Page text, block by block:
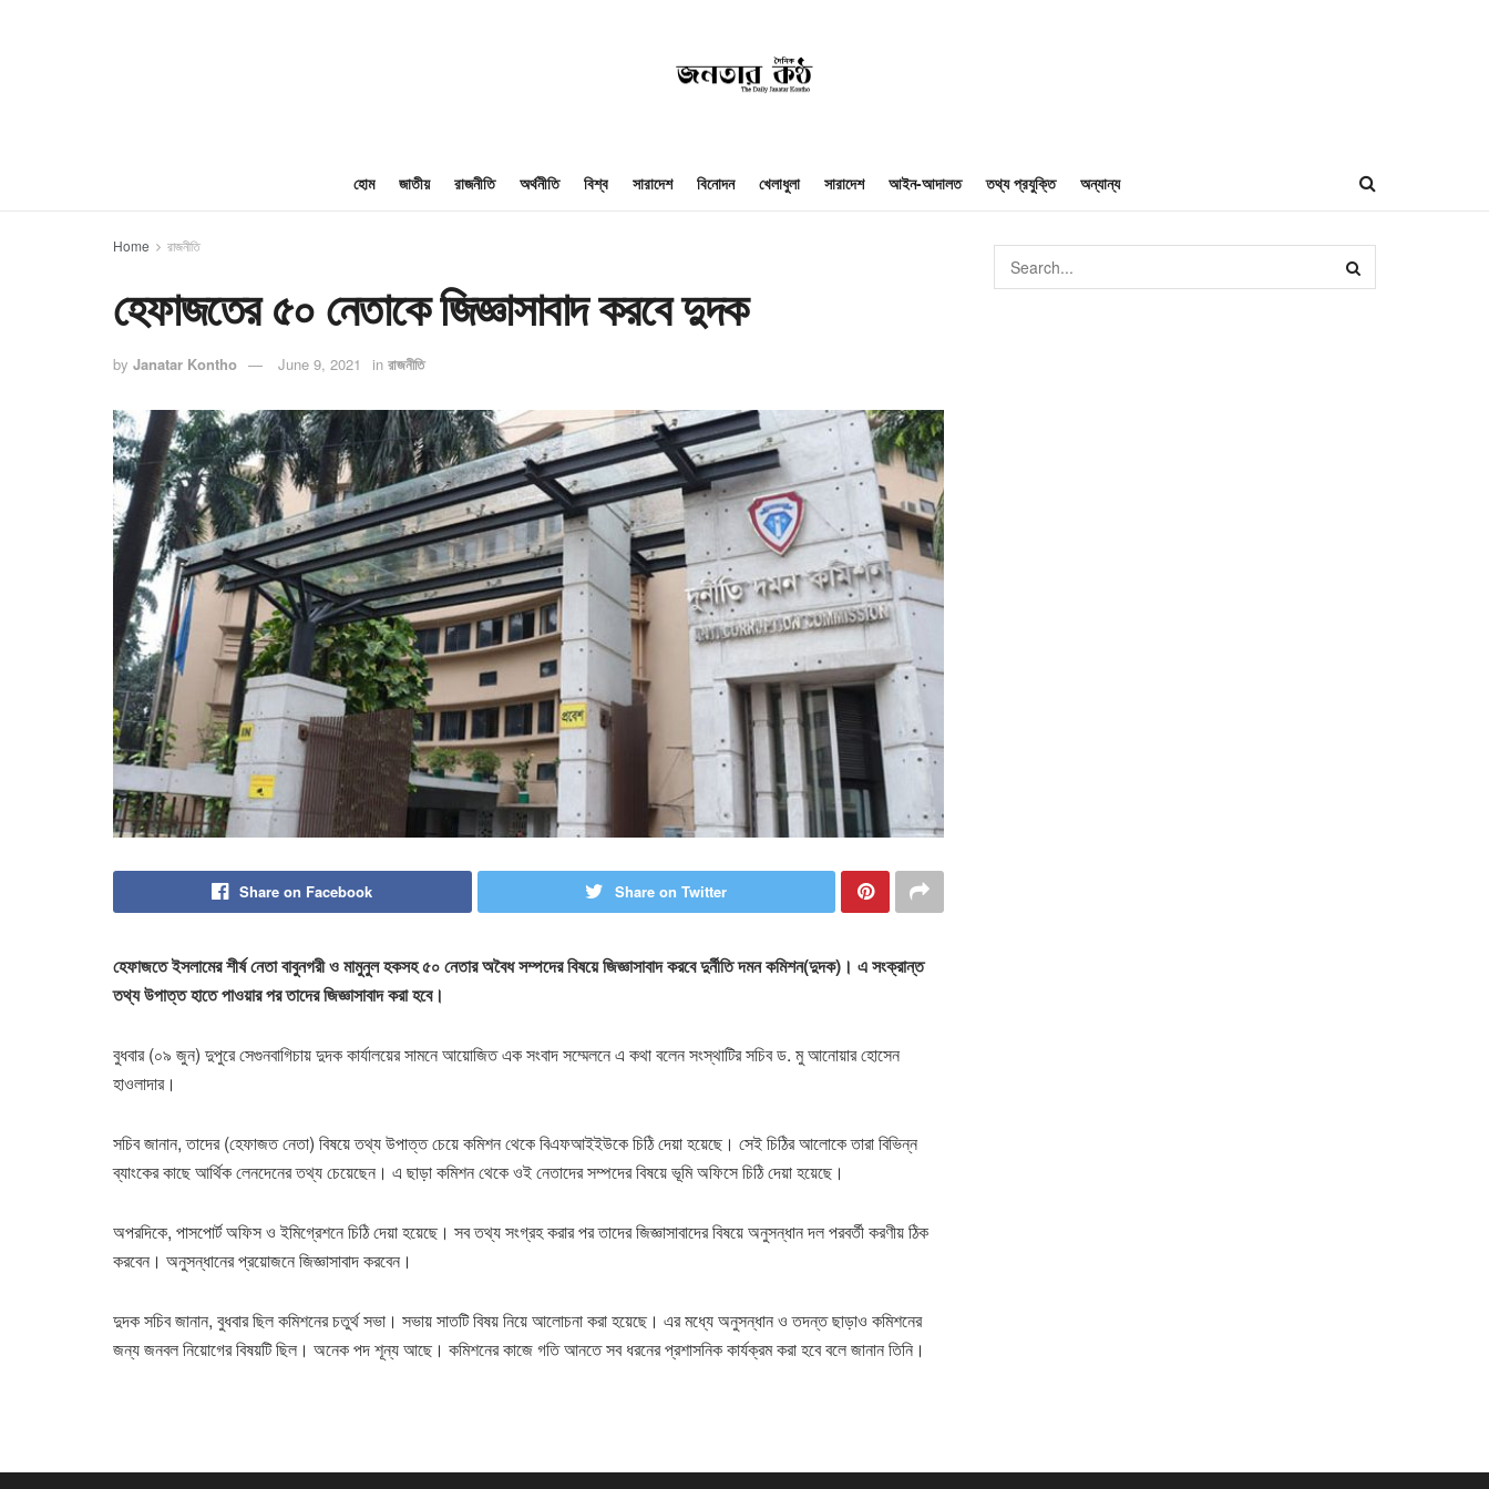
হোম জাতীয় রাজনীতি অর্থনীতি বিশ্ব সারাদেশ বিনোদন খেলাধুলা সারাদেশ আইন-আদালত তথ্য প্রযুক্তি অন্যান্য
Home রাজনীতি
হেফাজতের ৫০ নেতাকে জিজ্ঞাসাবাদ করবে দুদক
by Janatar Kontho June 9, 2021 in রাজনীতি
Share on Facebook Share on Twitter
হেফাজতে ইসলামের শীর্ষ নেতা বাবুনগরী ও মামুনুল হকসহ ৫০ নেতার ‌অবৈধ সম্পদের বিষয়ে জিজ্ঞাসাবাদ করবে দুর্নীতি দমন কমিশন(দুদক)। এ সংক্রান্ত
তথ্য উপাত্ত হাতে পাওয়ার পর তাদের জিজ্ঞাসাবাদ করা হবে।
বুধবার (০৯ জুন) দুপুরে সেগুনবাগিচায় দুদক কার্যালয়ের সামনে আয়োজিত এক সংবাদ সম্মেলনে এ কথা বলেন সংস্থাটির সচিব ড. মু আনোয়ার হোসেন
হাওলাদার।
সচিব জানান, তাদের (হেফাজত নেতা) বিষয়ে তথ্য উপাত্ত চেয়ে কমিশন থেকে বিএফ‌আই‌ইউকে চিঠি দেয়া হয়েছে। সেই চিঠির আলোকে তারা বিভিন্ন
ব্যাংকের কাছে আর্থিক লেনদেনের তথ্য চেয়েছেন। এ ছাড়া কমিশন থেকে ওই নেতাদের সম্পদের বিষয়ে ভূমি অফিসে চিঠি দেয়া হয়েছে।
অপরদিকে, পাসপোর্ট অফিস ও ইমিগ্রেশনে চিঠি দেয়া হয়েছে। সব তথ্য সংগ্রহ করার পর তাদের জিজ্ঞাসাবাদের বিষয়ে অনুসন্ধান দল পরবর্তী করণীয় ঠিক
করবেন। অনুসন্ধানের প্রয়োজনে জিজ্ঞাসাবাদ করবেন।
দুদক সচিব জানান, বুধবার ছিল কমিশনের চতুর্থ সভা। সভায় সাতটি বিষয় নিয়ে আলোচনা করা হয়েছে। এর মধ্যে অনুসন্ধান ও তদন্ত ছাড়াও কমিশনের
জন্য জনবল নিয়োগের বিষয়টি ছিল। অনেক পদ শূন্য আছে। কমিশনের কাজে গতি আনতে সব ধরনের প্রশাসনিক কার্যক্রম করা হবে বলে জানান তিনি।